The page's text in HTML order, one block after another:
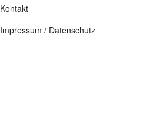
Kontakt
Impressum / Datenschutz